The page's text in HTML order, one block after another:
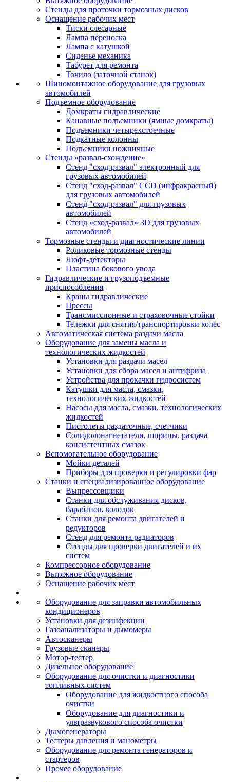
Стенды для проточки тормозных дисков
Оснащение рабочих мест
Тиски слесарные
Лампа переноска
Лампа с катушкой
Сиденье механика
Табурет для ремонта
Точило (заточной станок)
Шиномонтажное оборудование для грузовых
автомобилей
Подъемное оборудование
Домкраты гидравлические
Канавные подъемники (ямные домкраты)
Подъемники четырехстоечные
Подкатные колонны
Подъемники ножничные
Стенды «развал-схождение»
Стенд "сход-развал" электронный для
грузовых автомобилей
Стенд "сход-развал" CCD (инфракрасный)
для грузовых автомобилей
Стенд "сход-развал" для грузовых
автомобилей
Стенд «сход-развал» 3D для грузовых
автомобилей
Тормозные стенды и диагностические линии
Роликовые тормозные стенды
Люфт-детекторы
Пластина бокового увода
Гидравлические и грузоподъемные
приспособления
Краны гидравлические
Прессы
Трансмиссионные и страховочные стойки
Тележки для снятия/транспортировки колес
Автоматическая система раздачи масла
Оборудование для замены масла и
технологических жидкостей
Установки для раздачи масел
Установки для сбора масел и антифриза
Устройства для прокачки гидросистем
Катушки для масла, смазки,
технологических жидкостей
Насосы для масла, смазки, технологических
жидкостей
Пистолеты раздаточные, счетчики
Солидолонагнетатели, шприцы, раздача
консистентных смазок
Вспомогательное оборудование
Мойки деталей
Приборы для проверки и регулировки фар
Станки и специализированное оборудование
Выпрессовщики
Станки для обслуживания дисков,
барабанов, колодок
Станки для ремонта двигателей и
редукторов
Стенд для ремонта радиаторов
Стенды для проверки двигателей и их
систем
Компрессорное оборудование
Вытяжное оборудование
Оснащение рабочих мест
Оборудование для заправки автомобильных
кондиционеров
Установки для дезинфекции
Газоанализаторы и дымомеры
Автосканеры
Грузовые сканеры
Мотор-тестер
Дизельное оборудование
Оборудование для очистки и диагностики
топливных систем
Оборудование для жидкостного способа
очистки
Оборудование для диагностики и
ультразвукового способа очистки
Дымогенераторы
Тестеры давления и манометры
Оборудование для ремонта генераторов и
стартеров
Прочее оборудование